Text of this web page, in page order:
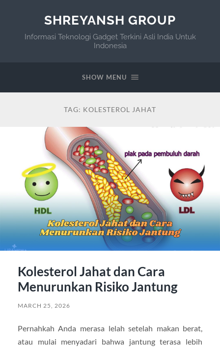
SHREYANSH GROUP
Informasi Teknologi Gadget Terkini Asli India Untuk
Indonesia
SHOW MENU
TAG: KOLESTEROL JAHAT
Kolesterol Jahat dan Cara
Menurunkan Risiko Jantung
MARCH 25, 2026
Pernahkah Anda merasa lelah setelah makan berat,
atau mulai menyadari bahwa jantung terasa lebih